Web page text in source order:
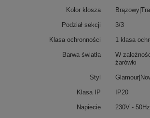
Kolor klosza
Podział sekcji 3/3
Klasa ochronności 1 klasa
Barwa światła
W
żarówki
Styl
Klasa IP IP20
Napiecie 230V - 50Hz